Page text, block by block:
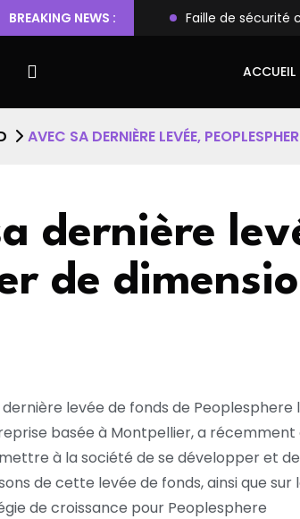
BREAKING NEWS :
et l’accès root Faille de sécurité
ACCUEIL
AVEC SA DERNIÈRE LEVÉE,
dernière
de
levée de fonds de
basée à Montpellier, a récemment
à la société de se développer et
de cette levée de fonds, ainsi que
de croissance pour Peoplesphere